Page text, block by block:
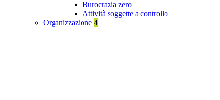
Burocrazia zero
Attività soggette a controllo
Organizzazione 4